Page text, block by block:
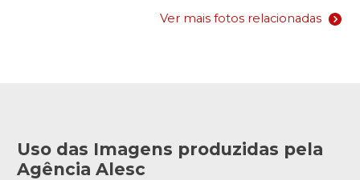
Ver mais fotos relacionadas
Uso das Imagens produzidas pela
Agência Alesc